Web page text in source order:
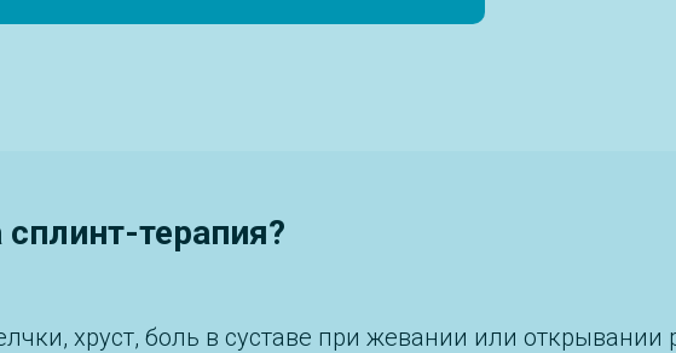
терапия?
хруст, боль в суставе при жевании или открывании